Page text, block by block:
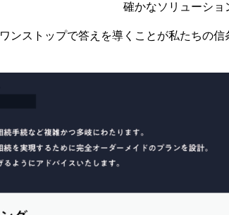
確かなソリューショ
ワンストップで答えを導くことが私たちの